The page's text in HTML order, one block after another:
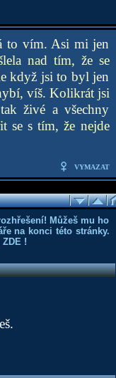
to vím. Asi mi jen
nad tím, že se
když jsi to byl jen
víš. Kolikrát jsi
živé a všechny
se s tím, že nejde
VYMAZAT
Můžeš mu ho
na konci této stránky.
ZDE!